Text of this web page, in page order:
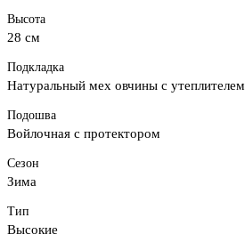
Высота
28 см
Подкладка
Натуральный мех овчины с утеплителем
Подошва
Войлочная с протектором
Сезон
Зима
Тип
Высокие